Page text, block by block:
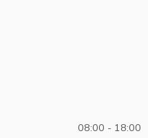
08:00 - 18:00